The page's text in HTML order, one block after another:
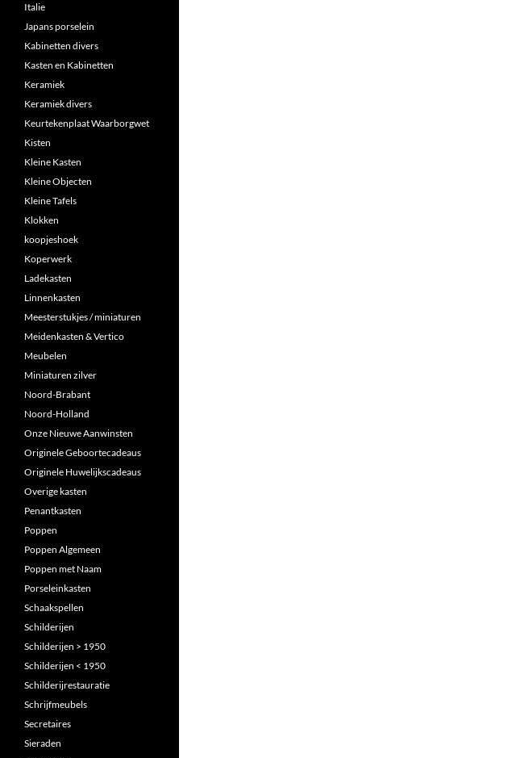
Italie
Japans porselein
Kabinetten divers
Kasten en Kabinetten
Keramiek
Keramiek divers
Keurtekenplaat Waarborgwet
Kisten
Kleine Kasten
Kleine Objecten
Kleine Tafels
Klokken
koopjeshoek
Koperwerk
Ladekasten
Linnenkasten
Meesterstukjes / miniaturen
Meidenkasten & Vertico
Meubelen
Miniaturen zilver
Noord-Brabant
Noord-Holland
Onze Nieuwe Aanwinsten
Originele Geboortecadeaus
Originele Huwelijkscadeaus
Overige kasten
Penantkasten
Poppen
Poppen Algemeen
Poppen met Naam
Porseleinkasten
Schaakspellen
Schilderijen
Schilderijen > 1950
Schilderijen < 1950
Schilderijrestauratie
Schrijfmeubels
Secretaires
Sieraden